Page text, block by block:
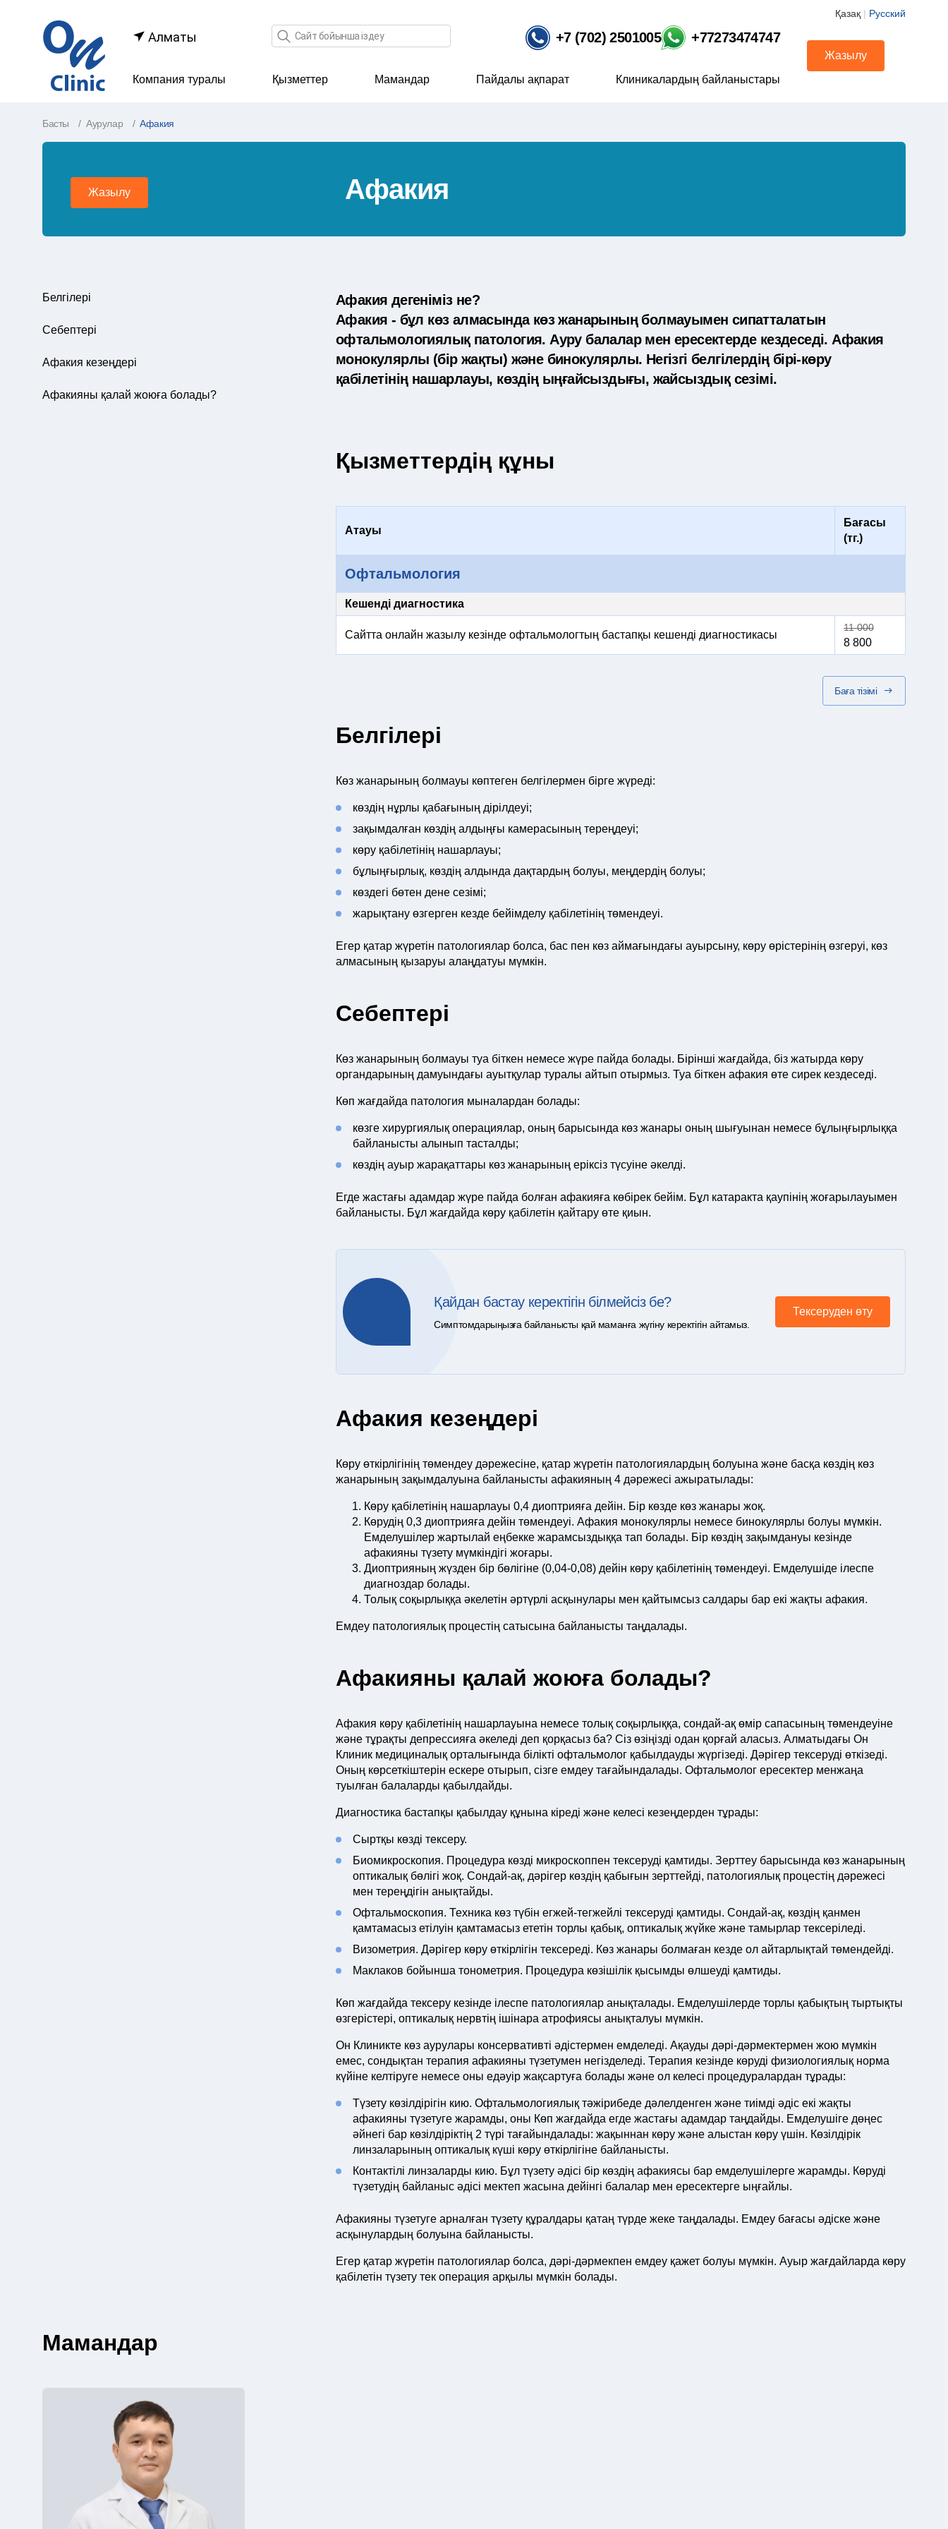
Қазақ | Русский
Алматы Іздеу өрісі +7 (702) 2501005 +77273474747
Компания туралы Қызметтер Мамандар Пайдалы ақпарат Клиникалардың байланыстары
Жазылу
Басты Аурулар Афакия
Жазылу Афакия
Белгілері
Себептері
Афакия кезеңдері
Афакияны қалай жоюға болады?
Афакия дегеніміз не?
Афакия - бұл көз алмасында көз жанарының болмауымен сипатталатын
офтальмологиялық патология. Ауру балалар мен ересектерде кездеседі. Афакия
монокулярлы (бір жақты) және бинокулярлы. Негізгі белгілердің бірі-көру
қабілетінің нашарлауы, көздің ыңғайсыздығы, жайсыздық сезімі.
Қызметтердің құны
Атауы
Бағасы
(тг.)
Офтальмология
Кешенді диагностика
Сайтта онлайн жазылу кезінде офтальмологтың бастапқы кешенді диагностикасы
11 000
8 800
Баға тізімі
Белгілері
Көз жанарының болмауы көптеген белгілермен бірге жүреді:
көздің нұрлы қабағының дірілдеуі;
зақымдалған көздің алдыңғы камерасының тереңдеуі;
көру қабілетінің нашарлауы;
бұлыңғырлық, көздің алдында дақтардың болуы, меңдердің болуы;
көздегі бөтен дене сезімі;
жарықтану өзгерген кезде бейімделу қабілетінің төмендеуі.
Егер қатар жүретін патологиялар болса, бас пен көз аймағындағы ауырсыну, көру өрістерінің өзгеруі, көз
алмасының қызаруы алаңдатуы мүмкін.
Себептері
Көз жанарының болмауы туа біткен немесе жүре пайда болады. Бірінші жағдайда, біз жатырда көру
органдарының дамуындағы ауытқулар туралы айтып отырмыз. Туа біткен афакия өте сирек кездеседі.
Көп жағдайда патология мыналардан болады:
көзге хирургиялық операциялар, оның барысында көз жанары оның шығуынан немесе бұлыңғырлыққа
байланысты алынып тасталды;
көздің ауыр жарақаттары көз жанарының еріксіз түсуіне әкелді.
Егде жастағы адамдар жүре пайда болған афакияға көбірек бейім. Бұл катаракта қаупінің жоғарылауымен
байланысты. Бұл жағдайда көру қабілетін қайтару өте қиын.
Қайдан бастау керектігін білмейсіз бе?
Симптомдарыңызға байланысты қай маманға жүгіну керектігін айтамыз.
Тексеруден өту
Афакия кезеңдері
Көру өткірлігінің төмендеу дәрежесіне, қатар жүретін патологиялардың болуына және басқа көздің көз
жанарының зақымдалуына байланысты афакияның 4 дәрежесі ажыратылады:
Көру қабілетінің нашарлауы 0,4 диоптрияға дейін. Бір көзде көз жанары жоқ.
Көрудің 0,3 диоптрияға дейін төмендеуі. Афакия монокулярлы немесе бинокулярлы болуы мүмкін.
Емделушілер жартылай еңбекке жарамсыздыққа тап болады. Бір көздің зақымдануы кезінде
афакияны түзету мүмкіндігі жоғары.
Диоптрияның жүзден бір бөлігіне (0,04-0,08) дейін көру қабілетінің төмендеуі. Емделушіде ілеспе
диагноздар болады.
Толық соқырлыққа әкелетін әртүрлі асқынулары мен қайтымсыз салдары бар екі жақты афакия.
Емдеу патологиялық процестің сатысына байланысты таңдалады.
Афакияны қалай жоюға болады?
Афакия көру қабілетінің нашарлауына немесе толық соқырлыққа, сондай-ақ өмір сапасының төмендеуіне
және тұрақты депрессияға әкеледі деп қорқасыз ба? Сіз өзіңізді одан қорғай аласыз. Алматыдағы Он
Клиник медициналық орталығында білікті офтальмолог қабылдауды жүргізеді. Дәрігер тексеруді өткізеді.
Оның көрсеткіштерін ескере отырып, сізге емдеу тағайындалады. Офтальмолог ересектер менжаңа
туылған балаларды қабылдайды.
Диагностика бастапқы қабылдау құнына кіреді және келесі кезеңдерден тұрады:
Сыртқы көзді тексеру.
Биомикроскопия. Процедура көзді микроскоппен тексеруді қамтиды. Зерттеу барысында көз жанарының
оптикалық бөлігі жоқ. Сондай-ақ, дәрігер көздің қабығын зерттейді, патологиялық процестің дәрежесі
мен тереңдігін анықтайды.
Офтальмоскопия. Техника көз түбін егжей-тегжейлі тексеруді қамтиды. Сондай-ақ, көздің қанмен
қамтамасыз етілуін қамтамасыз ететін торлы қабық, оптикалық жүйке және тамырлар тексеріледі.
Визометрия. Дәрігер көру өткірлігін тексереді. Көз жанары болмаған кезде ол айтарлықтай төмендейді.
Маклаков бойынша тонометрия. Процедура көзішілік қысымды өлшеуді қамтиды.
Көп жағдайда тексеру кезінде ілеспе патологиялар анықталады. Емделушілерде торлы қабықтың тыртықты
өзгерістері, оптикалық нервтің ішінара атрофиясы анықталуы мүмкін.
Он Клиникте көз аурулары консервативті әдістермен емделеді. Ақауды дәрі-дәрмектермен жою мүмкін
емес, сондықтан терапия афакияны түзетумен негізделеді. Терапия кезінде көруді физиологиялық норма
күйіне келтіруге немесе оны едәуір жақсартуға болады және ол келесі процедуралардан тұрады:
Түзету көзілдірігін кию. Офтальмологиялық тәжірибеде дәлелденген және тиімді әдіс екі жақты
афакияны түзетуге жарамды, оны Көп жағдайда егде жастағы адамдар таңдайды. Емделушіге дөңес
әйнегі бар көзілдіріктің 2 түрі тағайындалады: жақыннан көру және алыстан көру үшін. Көзілдірік
линзаларының оптикалық күші көру өткірлігіне байланысты.
Контактілі линзаларды кию. Бұл түзету әдісі бір көздің афакиясы бар емделушілерге жарамды. Көруді
түзетудің байланыс әдісі мектеп жасына дейінгі балалар мен ересектерге ыңғайлы.
Афакияны түзетуге арналған түзету құралдары қатаң түрде жеке таңдалады. Емдеу бағасы әдіске және
асқынулардың болуына байланысты.
Егер қатар жүретін патологиялар болса, дәрі-дәрмекпен емдеу қажет болуы мүмкін. Ауыр жағдайларда көру
қабілетін түзету тек операция арқылы мүмкін болады.
Мамандар